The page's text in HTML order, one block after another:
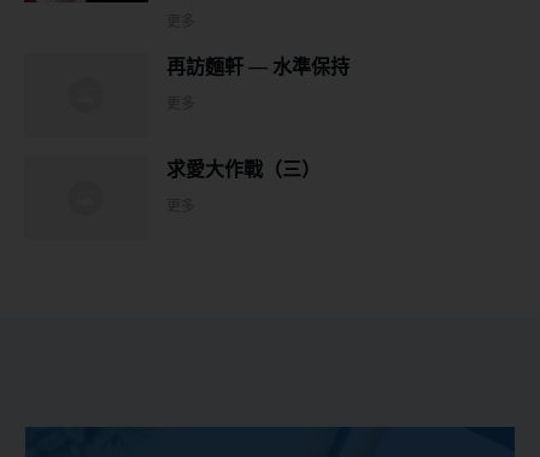
再訪麵軒 — 水準保持
求愛大作戰（三）